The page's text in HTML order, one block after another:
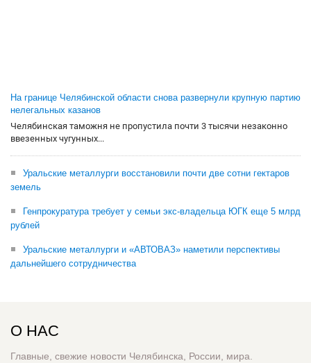
На границе Челябинской области снова развернули крупную партию
нелегальных казанов
Челябинская таможня не пропустила почти 3 тысячи незаконно
ввезенных чугунных...
Уральские металлурги восстановили почти две сотни гектаров
земель
Генпрокуратура требует у семьи экс-владельца ЮГК еще 5 млрд
рублей
Уральские металлурги и «АВТОВАЗ» наметили перспективы
дальнейшего сотрудничества
О НАС
Главные, свежие новости Челябинска, России, мира.